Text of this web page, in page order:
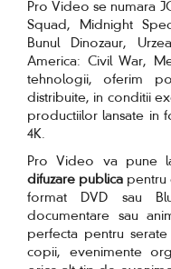
Pro Video se numara
Squad, Midnight
Bunul Dinozaur,
America: Civil War,
tehnologii, oferim
distribuite, in conditii
productiilor lansate in
4K.
Pro Video va pune
difuzare publica pentru
format DVD sau
documentare sau
perfecta pentru
copii, evenimente